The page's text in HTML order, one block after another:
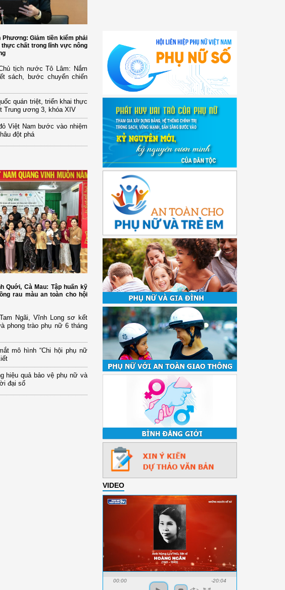
Phương: Giảm tiền kiểm phải
thực chất trong lĩnh vực nông
tịch nước Tô Lâm: Nắm
sách, bước chuyển chiến
quán triệt, triển khai thực
Trung ương 3, khóa XIV
Việt Nam bước vào nhiệm
đột phá
Quới, Cà Mau: Tập huấn kỹ
rau màu an toàn cho hội
Ngãi, Vĩnh Long sơ kết
phong trào phụ nữ 6 tháng
mô hình “Chi hội phụ nữ
hiệu quả bảo vệ phụ nữ và
đại số
VIDEO
00:00 -20:04